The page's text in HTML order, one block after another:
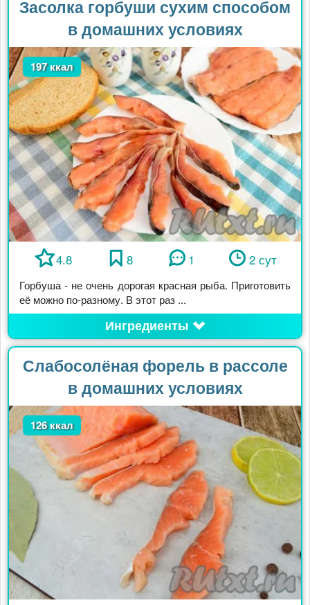
Засолка горбуши сухим способом
в домашних условиях
197 ккал
4.8 8 1 2 сут
Горбуша - не очень дорогая красная рыба. Приготовить
её можно по-разному. В этот раз ...
Ингредиенты
Слабосолёная форель в рассоле
в домашних условиях
126 ккал